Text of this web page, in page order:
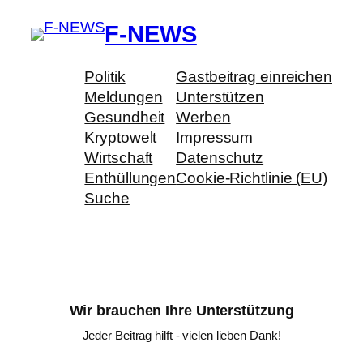
F-NEWS
Politik
Meldungen
Gesundheit
Kryptowelt
Wirtschaft
Enthüllungen
Suche
Gastbeitrag einreichen
Unterstützen
Werben
Impressum
Datenschutz
Cookie-Richtlinie (EU)
Wir brauchen Ihre Unterstützung
Jeder Beitrag hilft - vielen lieben Dank!